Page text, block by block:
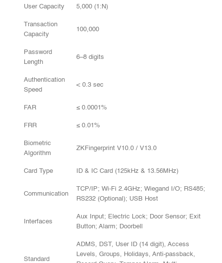
User Capacity 5,000 (1:N)
Transaction
Capacity
100,000
Password
Length
6–8 digits
Authentication
Speed
< 0.3 sec
FAR ≤ 0.0001%
FRR ≤ 0.01%
Biometric
Algorithm
ZKFingerprint V10.0 / V13.0
Card Type ID & IC Card (125kHz & 13.56MHz)
Communication
TCP/IP; Wi-Fi 2.4GHz; Wiegand I/O; RS485;
RS232 (Optional); USB Host
Interfaces
Aux Input; Electric Lock; Door Sensor; Exit
Button; Alarm; Doorbell
Standard
ADMS, DST, User ID (14 digit), Access
Levels, Groups, Holidays, Anti-passback,